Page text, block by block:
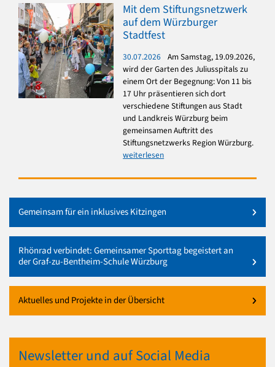
Mit dem Stiftungsnetzwerk
auf dem Würzburger
Stadtfest
30.07.2026 Am Samstag, 19.09.2026,
wird der Garten des Juliusspitals zu
einem Ort der Begegnung: Von 11 bis
17 Uhr präsentieren sich dort
verschiedene Stiftungen aus Stadt
und Landkreis Würzburg beim
gemeinsamen Auftritt des
Stiftungsnetzwerks Region Würzburg.
weiterlesen
Gemeinsam für ein inklusives Kitzingen
Rhönrad verbindet: Gemeinsamer Sporttag begeistert an
der Graf-zu-Bentheim-Schule Würzburg
Aktuelles und Projekte in der Übersicht
Newsletter und auf Social Media